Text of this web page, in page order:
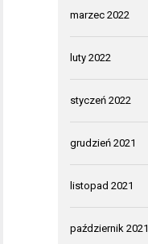
marzec 2022
luty 2022
styczeń 2022
grudzień 2021
listopad 2021
październik 2021